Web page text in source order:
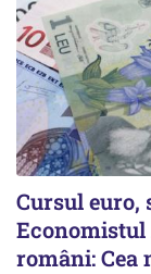
Cursul euro,
români: Cea